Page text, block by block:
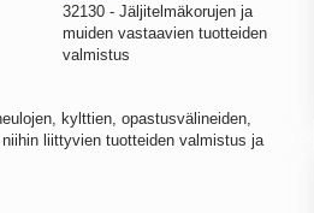
32130 - Jäljitelmäkorujen ja
muiden vastaavien tuotteiden
valmistus
kylttien, opastusvälineiden,
liittyvien tuotteiden valmistus ja